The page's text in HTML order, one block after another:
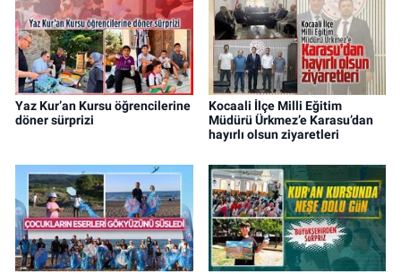
Yaz Kur’an Kursu öğrencilerine
döner sürprizi
Kocaali İlçe Milli Eğitim
Müdürü Ürkmez’e Karasu’dan
hayırlı olsun ziyaretleri